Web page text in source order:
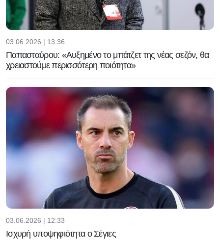
03.06.2026 | 13:36
Παπασταύρου: «Αυξημένο το μπάτζετ της νέας σεζόν, θα
χρειαστούμε περισσότερη ποιότητα»
03.06.2026 | 12:33
Ισχυρή υποψηφιότητα ο Σέγιες